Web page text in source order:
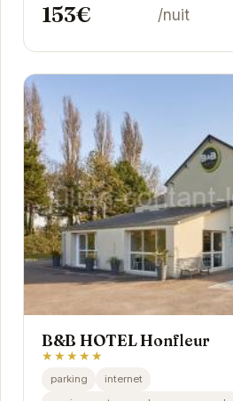
153€ /nuit
B&B HOTEL Honfleur
★★★★★
parking
internet